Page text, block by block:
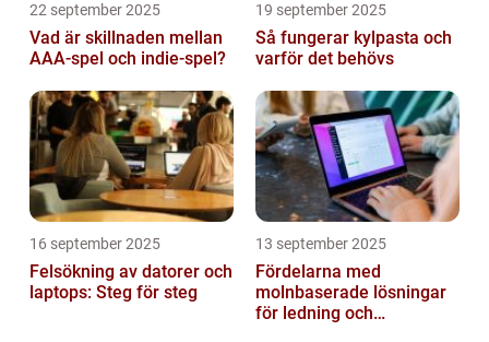
22 september 2025
Vad är skillnaden mellan
AAA-spel och indie-spel?
19 september 2025
Så fungerar kylpasta och
varför det behövs
16 september 2025
Felsökning av datorer och
laptops: Steg för steg
13 september 2025
Fördelarna med
molnbaserade lösningar
för ledning och